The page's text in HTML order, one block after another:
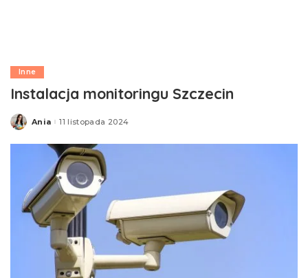
Inne
Instalacja monitoringu Szczecin
Posted
Ania 11 listopada 2024